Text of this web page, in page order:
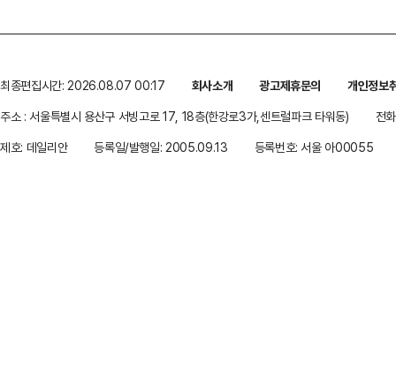
최종편집시간: 2026.08.07 00:17 회사소개 광고제휴문의
개인정보
주소 : 서울특별시 용산구 서빙고로 17, 18층(한강로3가,센트럴파크 타워동)
전
제호: 데일리안
등록일/발행일: 2005.09.13 등록번호: 서울 아00055